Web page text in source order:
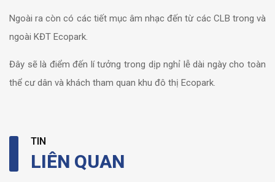
Ngoài ra còn có các tiết mục âm nhạc đến từ các CLB trong và
ngoài KĐT Ecopark.
Đây sẽ là điểm đến lí tưởng trong dịp nghỉ lễ dài ngày cho toàn
thể cư dân và khách tham quan khu đô thị Ecopark.
TIN
LIÊN QUAN